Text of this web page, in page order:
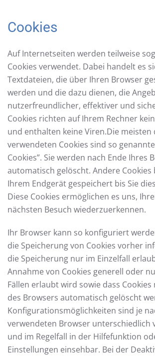
Cookies
Auf Internetseiten werden teilweise
Cookies verwendet. Dabei handelt es
Textdateien, die über Ihren Browser
werden und die dazu dienen, die
nutzerfreundlicher, effektiver und
Cookies richten auf Ihrem Rechner
und enthalten keine Viren.Die meisten
verwendeten Cookies sind so genannte
Cookies”. Sie werden nach Ende Ihres
automatisch gelöscht. Andere Cookies
Ihrem Endgerät gespeichert bis Sie
Diese Cookies ermöglichen es uns,
nächsten Besuch wiederzuerkennen.
Ihr Browser kann so konfiguriert
die Speicherung von Cookies vorher
die Speicherung nur im Einzelfall
Annahme von Cookies generell oder
Fällen erlaubt wird sowie dass Cookies
des Browsers automatisch gelöscht
Konfigurationsmöglichkeiten sind je
verwendeten Browser unterschiedlich
und im Regelfall in der Hilfefunktion
Einstellungen einsehbar. Bei der